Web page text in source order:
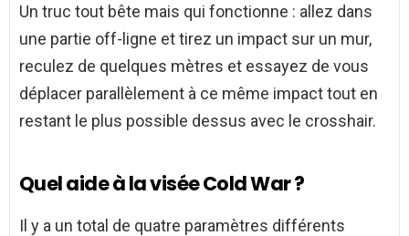
Un truc tout bête mais qui fonctionne : allez dans
une partie off-ligne et tirez un impact sur un mur,
reculez de quelques mètres et essayez de vous
déplacer parallèlement à ce même impact tout en
restant le plus possible dessus avec le crosshair.
Quel aide à la visée Cold War ?
Il y a un total de quatre paramètres différents